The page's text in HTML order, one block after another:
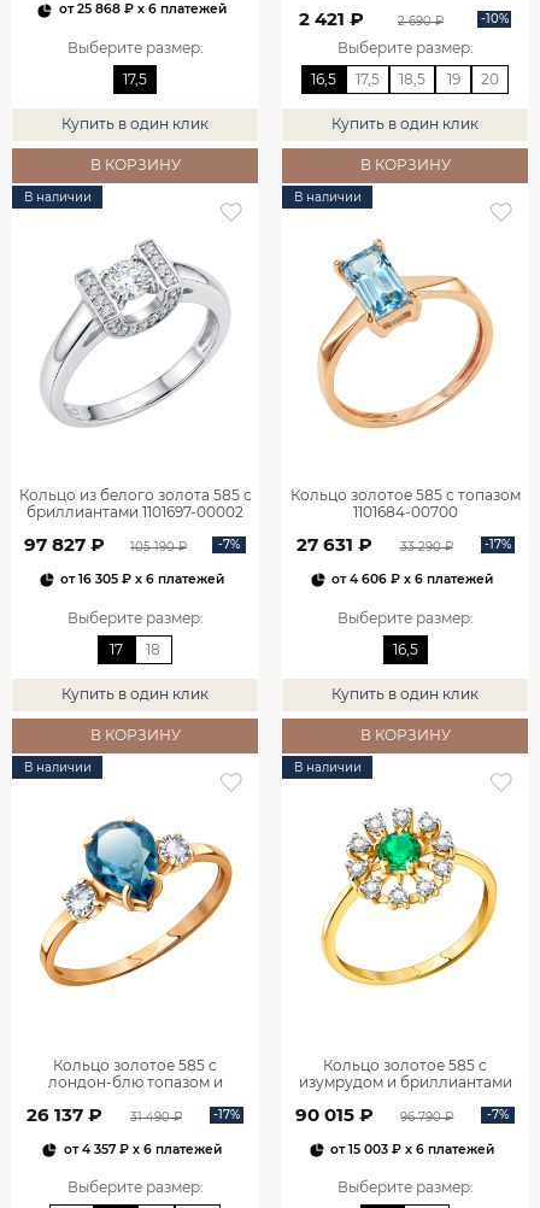
от25 868 ₽x 6 платежей
Выберите размер:
17,5
Купить в один клик
В КОРЗИНУ
2 421 ₽ 2 690 ₽ -10%
Выберите размер:
16,5
17,5 18,5 19 20
Купить в один клик
В КОРЗИНУ
В наличии
Кольцо из белого золота 585 с
бриллиантами 1101697-00002
97 827 ₽ 105 190 ₽ -7%
от16 305 ₽ x 6 платежей
Выберите размер:
17
18
Купить в один клик
В КОРЗИНУ
В наличии
Кольцо золотое 585 с топазом
1101684-00700
27 631 ₽ 33 290 ₽ -17%
от4 606 ₽ x 6 платежей
Выберите размер:
16,5
Купить в один клик
В КОРЗИНУ
В наличии
Кольцо золотое 585 с
лондон‑блю топазом и
фианитами 1101174-00740
26 137 ₽ 31 490 ₽ -17%
от4 357 ₽x 6 платежей
Выберите размер:
В наличии
Кольцо золотое 585 с
изумрудом и бриллиантами
90 015 ₽ 96 790 ₽ -7%
от15 003 ₽ x 6 платежей
Выберите размер: